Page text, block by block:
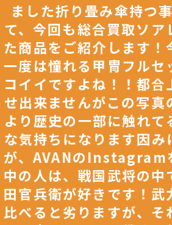
ました折り畳み傘持つ
て、今回も総合買取ソア
た商品をご紹介します！
一度は憧れる甲冑フルセ
コイイですよね！！都合
せ出来ませんがこの写真
より歴史の一部に触れて
な気持ちになります因み
が、AVANのInstagram
中の人は、戦国武将の中
田官兵衛が好きです！武
比べると劣りますが、そ